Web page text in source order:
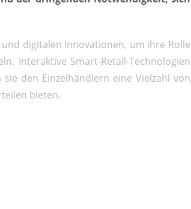
digitalen Innovationen, um ihre Rolle
Interaktive Smart-Retail-Technologien
den Einzelhändlern eine Vielzahl von
bieten.